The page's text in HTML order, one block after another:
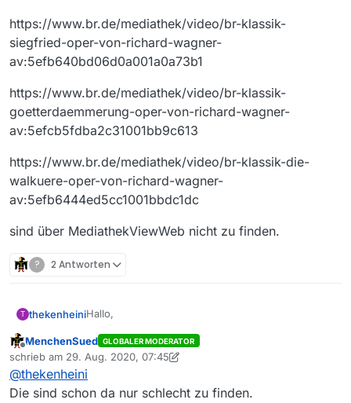
https://www.br.de/mediathek/video/br-klassik-
siegfried-oper-von-richard-wagner-
av:5efb640bd06d0a001a0a73b1
https://www.br.de/mediathek/video/br-klassik-
goetterdaemmerung-oper-von-richard-wagner-
av:5efcb5fdba2c31001bb9c613
https://www.br.de/mediathek/video/br-klassik-die-
walkuere-oper-von-richard-wagner-
av:5efb6444ed5cc1001bbdc1dc
sind über MediathekViewWeb nicht zu finden.
? 2 Antworten
T thekenheiniHallo,
https://www.br.de/mediathek/video/br-klassik-
das-rheingold-oper-von-richard-wagner-
av:5efb644486600e001b30ea95
https://www.br.de/mediathek/video/br-klassik-
siegfried-oper-von-richard-wagner-
Offline
MenchenSued GLOBALER MODERATOR
schrieb am 29. Aug. 2020, 07:45
zuletzt editiert von MenchenSued
@thekenheini
Die sind schon da nur schlecht zu finden.